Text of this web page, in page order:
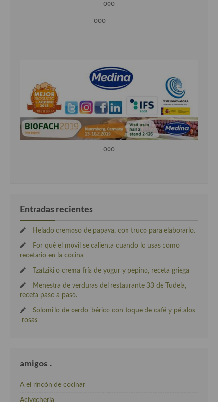
ooo
ooo
ooo
Entradas recientes
Helado cremoso de papaya, con truco para elaborarlo.
Por qué el móvil se calienta cuando lo usas como
recetario en la cocina
Tzatziki o crema fría de yogur y pepino, receta griega
Menestra de verduras del restaurante 33 de Tudela,
receta paso a paso.
Solomillo de cerdo ibérico con toque de café y pétalos
rosas
amigos .
A el rincón de cocinar
Acivecheria